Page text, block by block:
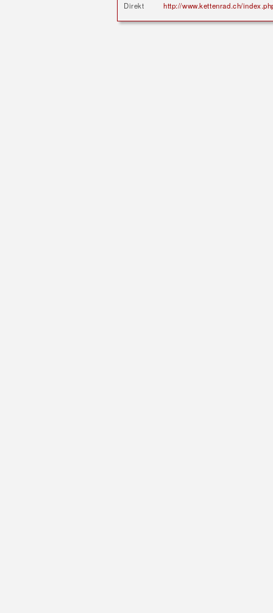
Direkt
http://www.kettenrad.ch/